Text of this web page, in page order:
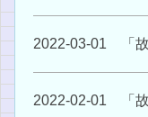
2022-03-01 「
2022-02-01 「故